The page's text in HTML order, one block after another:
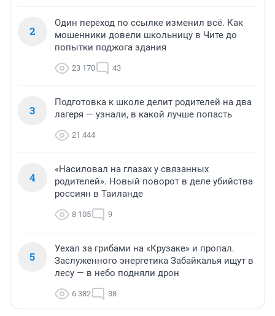
2
Один переход по ссылке изменил всё. Как
мошенники довели школьницу в Чите до
попытки поджога здания
23 170 43
3
Подготовка к школе делит родителей на два
лагеря — узнали, в какой лучше попасть
21 444
4
«Насиловал на глазах у связанных
родителей». Новый поворот в деле убийства
россиян в Таиланде
8 105 9
5
Уехал за грибами на «Крузаке» и пропал.
Заслуженного энергетика Забайкалья ищут в
лесу — в небо подняли дрон
6 382 38